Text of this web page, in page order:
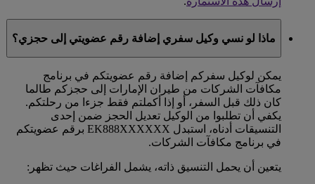
ماذا لو نسي وكيل سفري إضافة رقم عضويتي إلى حجزي؟
يمكن لوكيل سفركم إضافة رقم عضويتكم في برنامج
مكافآت الشركات من طيران الإمارات إلى حجزكم طالما
كان ذلك قبل السفر، أو إذا أكملتم فقط جزءا من رحلتكم.
يكفي أن تطلبوا من الوكيل تعديل الحجز ضمن إحدى
التنسيقات أدناه، استبدل EK888XXXXXX برقم عضويتكم
في برنامج مكافآت الشركات.
يتعين أن يحمل التنسيق ذاته، يشمل الفراغات حيث تظهر: